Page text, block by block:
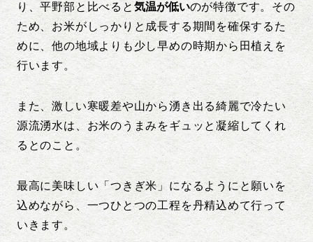
り、平野部と比べると 気温が低いのが特徴です。その
ため、お米がしっかりと成長する期間を確保するた
めに、他の地域よりも少し早めの時期から田植えを
行います。
また、激しい寒暖差や山から湧き出る綺麗で冷たい
源流湧水は、お米のうまみをギュッと凝縮してくれ
るとのこと。
最高に美味しい「つきぎ米」になるようにと願いを
込めながら、一つひとつの工程を丹精込めて行って
いきます。